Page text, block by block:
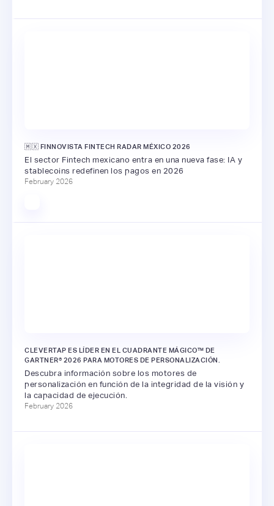
🇲🇽 FINNOVISTA FINTECH RADAR MÉXICO 2026
El sector Fintech mexicano entra en una nueva fase: IA y
stablecoins redefinen los pagos en 2026
February 2026
CLEVERTAP ES LÍDER EN EL CUADRANTE MÁGICO™ DE
GARTNER® 2026 PARA MOTORES DE PERSONALIZACIÓN.
Descubra información sobre los motores de
personalización en función de la integridad de la visión y
la capacidad de ejecución.
February 2026